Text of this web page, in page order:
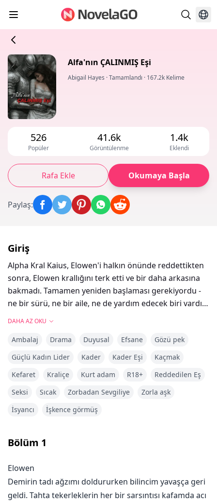
Alfa'nın ÇALINMIŞ Eşi
Abigail Hayes ·Tamamlandı · 167.2k Kelime
526
Popüler
41.6k
Görüntülenme
1.4k
Eklendi
Rafa Ekle Okumaya Başla
Paylaş:
Giriş
Alpha Kral Kaius, Elowen'i halkın önünde reddettikten
sonra, Elowen krallığını terk etti ve bir daha arkasına
bakmadı. Tamamen yeniden başlaması gerekiyordu -
ne bir sürü, ne bir aile, ne de yardım edecek biri vardı.
doğum gününde, Kral'ın muhafızları tarafından
yakalanıp kalenin zindanlarına atıldı. Şimdi onu bir
olduğunu gerçekten öğrenmeden ve sakladığı tüm
sırları keşfetmeden önce kaçması gerekiyor. Sorun şu
ki, dört yıl önce ayrılan o kırık kız değil artık ve
reddeden o soğuk pislik de tam olarak aynı kişi değil.
şey tamamen dağılmadan önce çıkmayı başarabilecek
DAHA AZ OKU
Ambalaj Drama Duyusal Efsane
Gözü pek
Güçlü Kadın Lider
Kader Kader Eşi
Kaçmak
Kefaret
Kraliçe Kurt adam R18+
Reddedilen Eş
Seksi
Sıcak Zorbadan Sevgiliye
Zorla aşk
İsyancı
İşkence görmüş
Bölüm 1
Elowen
Demirin tadı ağzımı doldururken bilincim yavaşça geri
geldi. Tahta tekerleklerin her bir sarsıntısı kafamda acı